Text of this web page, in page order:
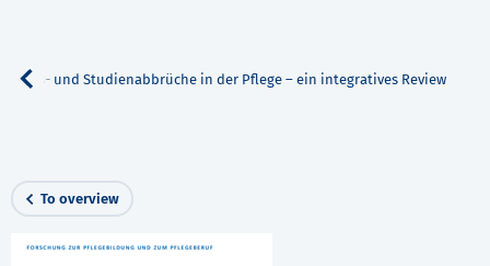
und Studienabbrüche in der Pflege – ein integratives Review
To overview